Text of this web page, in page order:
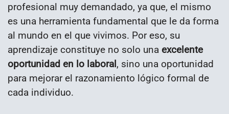
profesional muy demandado, ya que, el mismo
es una herramienta fundamental que le da forma
al mundo en el que vivimos. Por eso, su
aprendizaje constituye no solo una excelente
oportunidad en lo laboral, sino una oportunidad
para mejorar el razonamiento lógico formal de
cada individuo.